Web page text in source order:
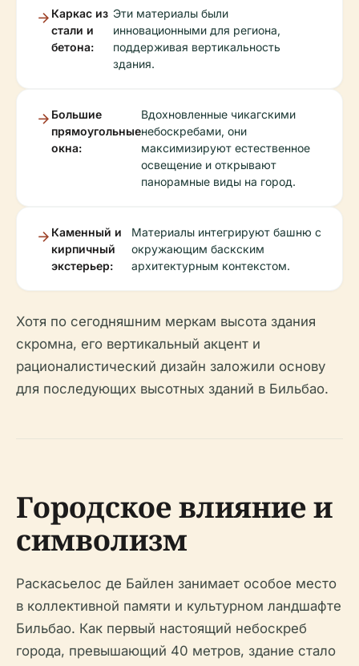
Каркас из
стали и
бетона:
Эти материалы были
инновационными для региона,
поддерживая вертикальность
здания.
Большие
прямоугольные
окна:
Вдохновленные чикагскими
небоскребами, они
максимизируют естественное
освещение и открывают
панорамные виды на город.
Каменный и
кирпичный
экстерьер:
Материалы интегрируют башню с
окружающим баскским
архитектурным контекстом.
Хотя по сегодняшним меркам высота здания
скромна, его вертикальный акцент и
рационалистический дизайн заложили основу
для последующих высотных зданий в Бильбао.
Городское влияние и
символизм
Раскасьелос де Байлен занимает особое место
в коллективной памяти и культурном ландшафте
Бильбао. Как первый настоящий небоскреб
города, превышающий 40 метров, здание стало